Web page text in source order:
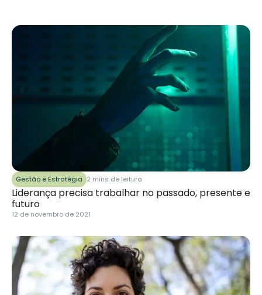
Gestão e Estratégia 2 mins de leitura
Liderança precisa trabalhar no passado, presente e
futuro
12 de novembro de 2021